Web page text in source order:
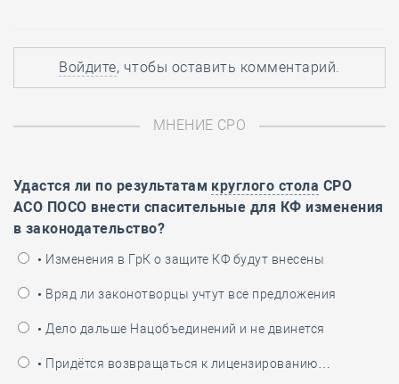
Войдите, чтобы оставить комментарий.
МНЕНИЕ СРО
Удастся ли по результатам круглого стола СРО
АСО ПОСО внести спасительные для КФ изменения
в законодательство?
• Изменения в ГрК о защите КФ будут внесены
• Вряд ли законотворцы учтут все предложения
• Дело дальше Нацобъединений и не двинется
• Придётся возвращаться к лицензированию…